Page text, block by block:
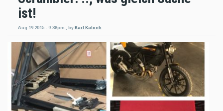
ist!
Aug 19 2015 - 9:38pm byKarl Katoch